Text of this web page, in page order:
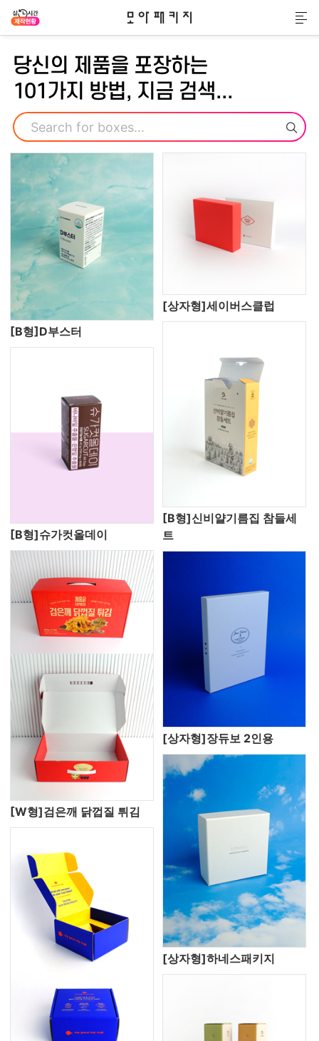
모아패키지
메
당신의 제품을 포장하는
101가지 방법, 지금 검색...
검색
[B형]D부스터
[상자형]세이버스클럽
[B형]슈가컷올데이
[B형]신비얄기름집 참들세
트
[W형]검은깨 닭껍질 튀김
[상자형]장듀보 2인용
[상자형]하네스패키지